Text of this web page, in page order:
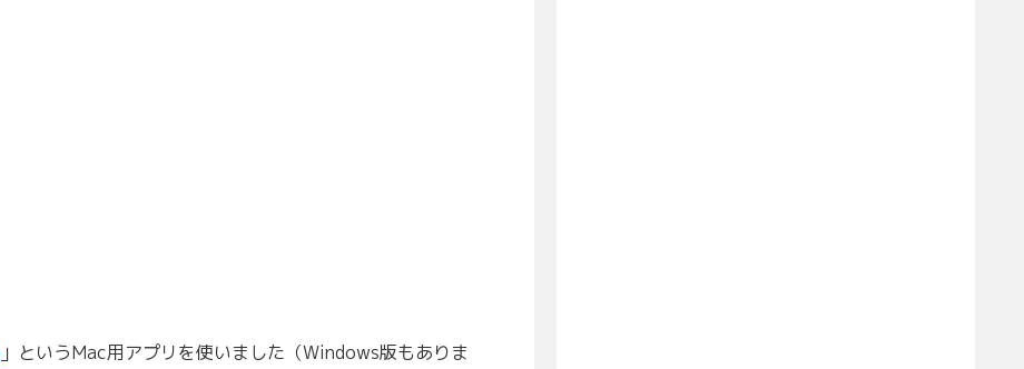
」というMac用アプリを使いました（Windows版もありま